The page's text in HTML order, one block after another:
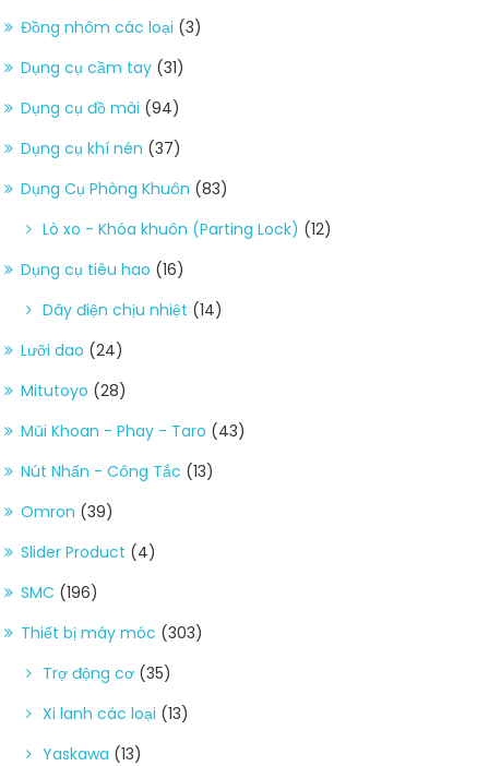
Đồng nhôm các loại (3)
Dụng cụ cầm tay (31)
Dụng cụ đồ mài (94)
Dụng cụ khí nén (37)
Dụng Cụ Phòng Khuôn (83)
Lò xo - Khóa khuôn (Parting Lock) (12)
Dụng cụ tiêu hao (16)
Dây điện chịu nhiệt (14)
Lưỡi dao (24)
Mitutoyo (28)
Mũi Khoan - Phay - Taro (43)
Nút Nhấn - Công Tắc (13)
Omron (39)
Slider Product (4)
SMC (196)
Thiết bị máy móc (303)
Trợ động cơ (35)
Xi lanh các loại (13)
Yaskawa (13)